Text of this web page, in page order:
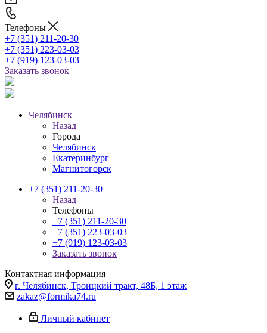
Телефоны
+7 (351) 211-20-30
+7 (351) 223-03-03
+7 (919) 123-03-03
Заказать звонок
Челябинск
Назад
Города
Челябинск
Екатеринбург
Магнитогорск
+7 (351) 211-20-30
Назад
Телефоны
+7 (351) 211-20-30
+7 (351) 223-03-03
+7 (919) 123-03-03
Заказать звонок
Контактная информация
г. Челябинск, Троицкий тракт, 48Б, 1 этаж
zakaz@formika74.ru
Личный кабинет